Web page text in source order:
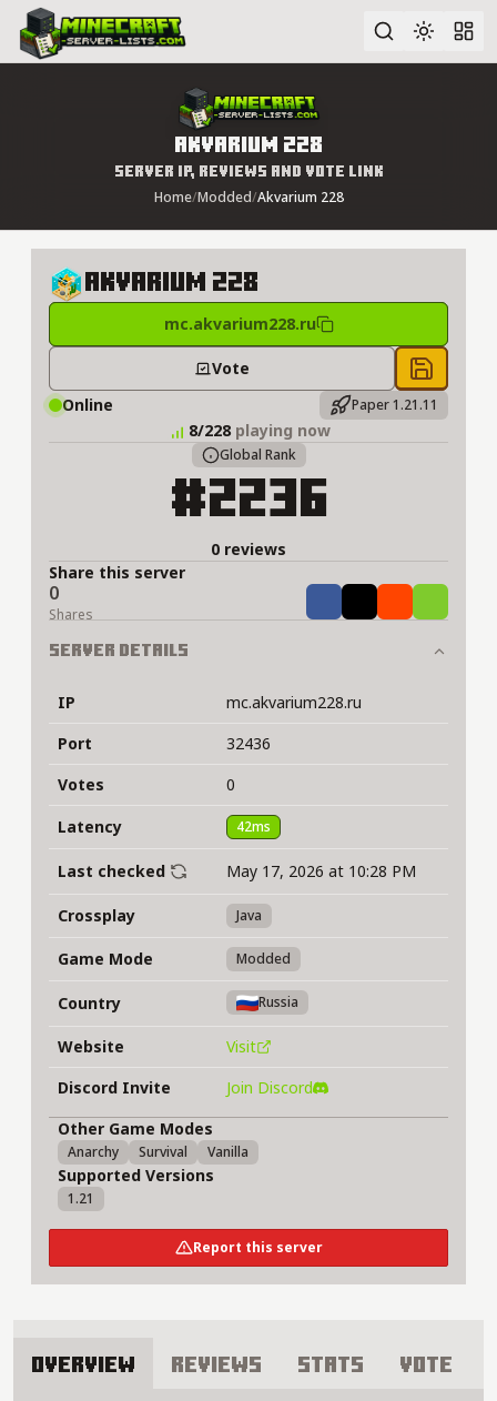
Advanced search
Akvarium 228
Server IP, Reviews and Vote Link
Home/Modded/Akvarium 228
Akvarium 228
mc.akvarium228.ru
Vote Save to
Online Paper 1.21.11
8/228 playing now
Global Rank
#2236
0 reviews
Share this server
0
Shares ShareTweetShareShare
Server Details
IP
mc.akvarium228.ru
Port
32436
Votes
0
Latency
42ms
Last checked May 17, 2026 at 10:28 PM
Crossplay Java
Game Mode Modded
Country Russia
Website
Visit
Discord Invite
Join Discord
Other Game Modes
Anarchy Survival Vanilla
Supported Versions
1.21
Report this server
Overview Reviews Stats Vote